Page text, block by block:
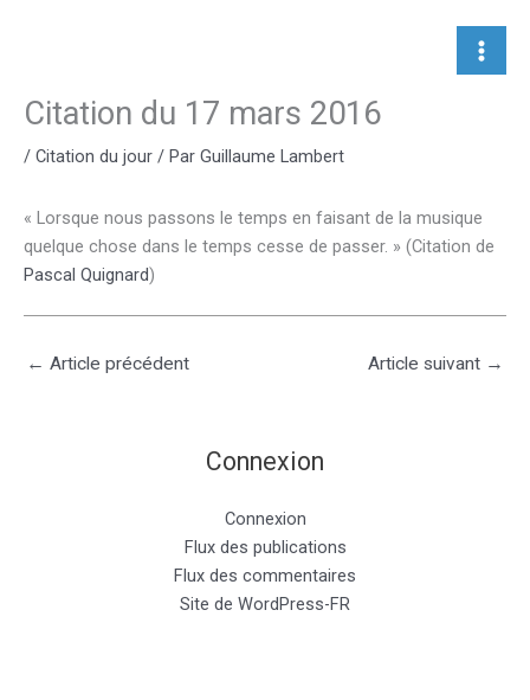
Citation du 17 mars 2016
/ Citation du jour / Par Guillaume Lambert
« Lorsque nous passons le temps en faisant de la musique
quelque chose dans le temps cesse de passer. » (Citation de
Pascal Quignard)
← Article précédent Article suivant →
Connexion
Connexion
Flux des publications
Flux des commentaires
Site de WordPress-FR